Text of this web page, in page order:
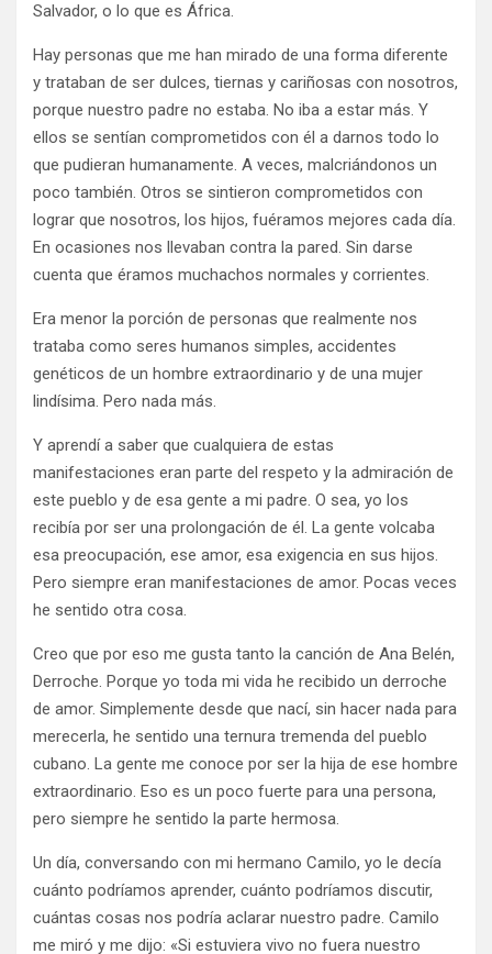
Salvador, o lo que es África.
Hay personas que me han mirado de una forma diferente
y trataban de ser dulces, tiernas y cariñosas con nosotros,
porque nuestro padre no estaba. No iba a estar más. Y
ellos se sentían comprometidos con él a darnos todo lo
que pudieran humanamente. A veces, malcriándonos un
poco también. Otros se sintieron comprometidos con
lograr que nosotros, los hijos, fuéramos mejores cada día.
En ocasiones nos llevaban contra la pared. Sin darse
cuenta que éramos muchachos normales y corrientes.
Era menor la porción de personas que realmente nos
trataba como seres humanos simples, accidentes
genéticos de un hombre extraordinario y de una mujer
lindísima. Pero nada más.
Y aprendí a saber que cualquiera de estas
manifestaciones eran parte del respeto y la admiración de
este pueblo y de esa gente a mi padre. O sea, yo los
recibía por ser una prolongación de él. La gente volcaba
esa preocupación, ese amor, esa exigencia en sus hijos.
Pero siempre eran manifestaciones de amor. Pocas veces
he sentido otra cosa.
Creo que por eso me gusta tanto la canción de Ana Belén,
Derroche. Porque yo toda mi vida he recibido un derroche
de amor. Simplemente desde que nací, sin hacer nada para
merecerla, he sentido una ternura tremenda del pueblo
cubano. La gente me conoce por ser la hija de ese hombre
extraordinario. Eso es un poco fuerte para una persona,
pero siempre he sentido la parte hermosa.
Un día, conversando con mi hermano Camilo, yo le decía
cuánto podríamos aprender, cuánto podríamos discutir,
cuántas cosas nos podría aclarar nuestro padre. Camilo
me miró y me dijo: «Si estuviera vivo no fuera nuestro